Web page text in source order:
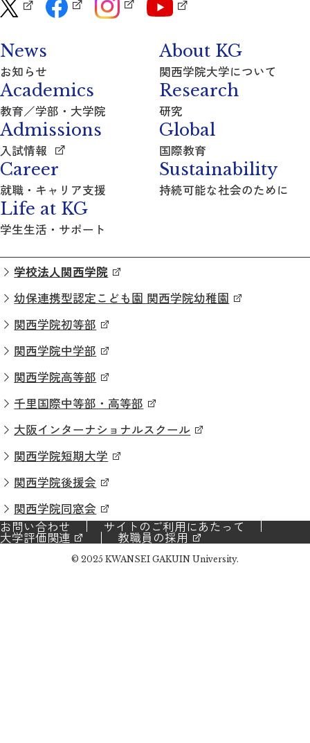
News
お知らせ
About KG
関西学院大学について
Academics
教育／学部・大学院
Research
研究
Admissions
入試情報
Global
国際教育
Career
就職・キャリア支援
Sustainability
持続可能な社会のために
Life at KG
学生生活・サポート
学校法人関西学院
幼保連携型認定こども園 関西学院幼稚園
関西学院初等部
関西学院中学部
関西学院高等部
千里国際中等部・高等部
大阪インターナショナルスクール
関西学院短期大学
関西学院後援会
関西学院同窓会
お問い合わせ
サイトのご利用にあたって
大学評価関連 教職員の採用
© 2025 KWANSEI GAKUIN University.